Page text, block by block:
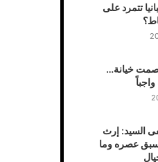
تتمرد على
خيانة…
السيد: إرث
عصره وما